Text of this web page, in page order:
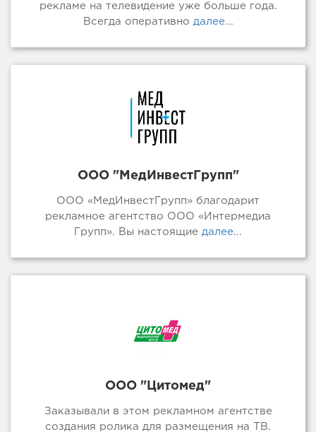
рекламе на телевидение уже больше года.
Всегда оперативно далее...
ООО "МедИнвестГрупп"
ООО «МедИнвестГрупп» благодарит
рекламное агентство ООО «Интермедиа
Групп». Вы настоящие далее...
ООО "Цитомед"
Заказывали в этом рекламном агентстве
создания ролика для размещения на ТВ.